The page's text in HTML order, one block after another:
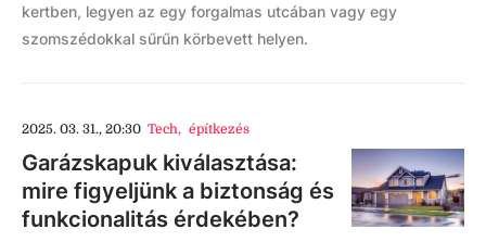
kertben, legyen az egy forgalmas utcában vagy egy
szomszédokkal sűrűn körbevett helyen.
2025. 03. 31., 20:30 Tech, építkezés
Garázskapuk kiválasztása:
mire figyeljünk a biztonság és
funkcionalitás érdekében?